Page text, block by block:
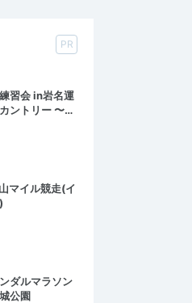
PR
習会 in岩名運
ントリー 〜…
マイル競走(イ
ダルマラソン
公園